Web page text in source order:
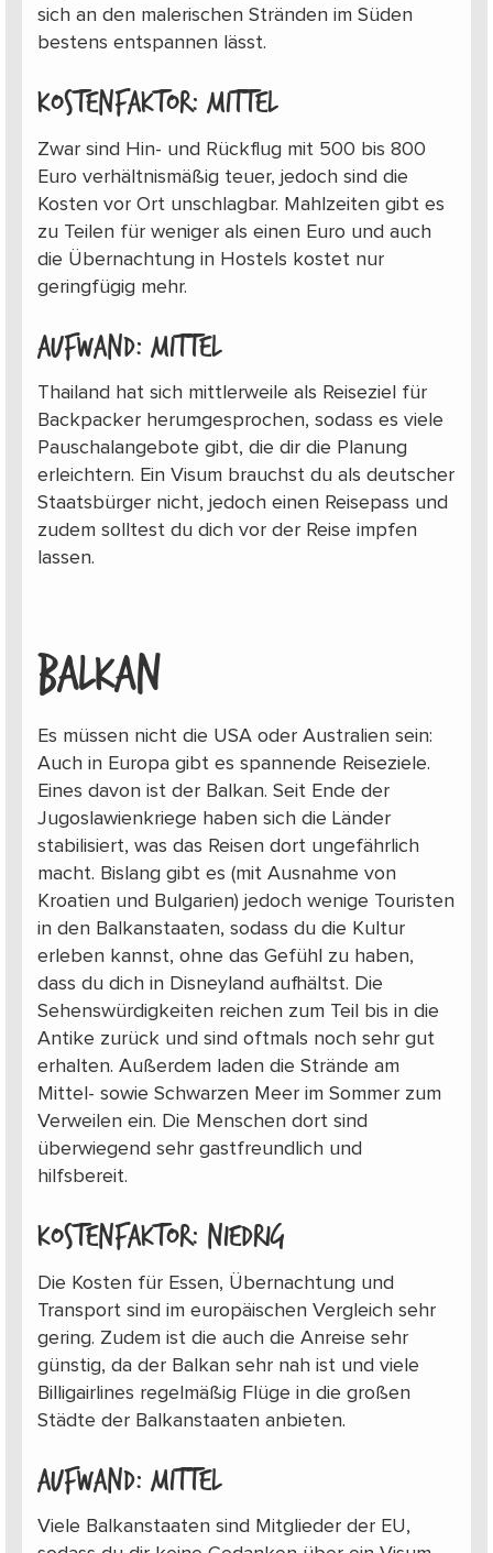
sich an den malerischen Stränden im Süden
bestens entspannen lässt.
Kostenfaktor: mittel
Zwar sind Hin- und Rückflug mit 500 bis 800
Euro verhältnismäßig teuer, jedoch sind die
Kosten vor Ort unschlagbar. Mahlzeiten gibt es
zu Teilen für weniger als einen Euro und auch
die Übernachtung in Hostels kostet nur
geringfügig mehr.
Aufwand: mittel
Thailand hat sich mittlerweile als Reiseziel für
Backpacker herumgesprochen, sodass es viele
Pauschalangebote gibt, die dir die Planung
erleichtern. Ein Visum brauchst du als deutscher
Staatsbürger nicht, jedoch einen Reisepass und
zudem solltest du dich vor der Reise impfen
lassen.
BALKAN
Es müssen nicht die USA oder Australien sein:
Auch in Europa gibt es spannende Reiseziele.
Eines davon ist der Balkan. Seit Ende der
Jugoslawienkriege haben sich die Länder
stabilisiert, was das Reisen dort ungefährlich
macht. Bislang gibt es (mit Ausnahme von
Kroatien und Bulgarien) jedoch wenige Touristen
in den Balkanstaaten, sodass du die Kultur
erleben kannst, ohne das Gefühl zu haben,
dass du dich in Disneyland aufhältst. Die
Sehenswürdigkeiten reichen zum Teil bis in die
Antike zurück und sind oftmals noch sehr gut
erhalten. Außerdem laden die Strände am
Mittel- sowie Schwarzen Meer im Sommer zum
Verweilen ein. Die Menschen dort sind
überwiegend sehr gastfreundlich und
hilfsbereit.
Kostenfaktor: niedrig
Die Kosten für Essen, Übernachtung und
Transport sind im europäischen Vergleich sehr
gering. Zudem ist die auch die Anreise sehr
günstig, da der Balkan sehr nah ist und viele
Billigairlines regelmäßig Flüge in die großen
Städte der Balkanstaaten anbieten.
Aufwand: mittel
Viele Balkanstaaten sind Mitglieder der EU,